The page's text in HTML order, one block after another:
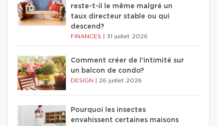
reste-t-il le même malgré un
taux directeur stable ou qui
descend?
FINANCES 31 juillet 2026
Comment créer de l'intimité sur
un balcon de condo?
DESIGN 26 juillet 2026
Pourquoi les insectes
envahissent certaines maisons